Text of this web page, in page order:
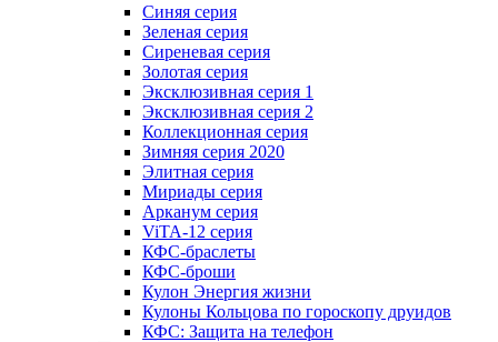
Синяя серия
Зеленая серия
Сиреневая серия
Золотая серия
Эксклюзивная серия 1
Эксклюзивная серия 2
Коллекционная серия
Зимняя серия 2020
Элитная серия
Мириады серия
Арканум серия
ViTA-12 серия
КФС-браслеты
КФС-броши
Кулон Энергия жизни
Кулоны Кольцова по гороскопу друидов
КФС: Защита на телефон